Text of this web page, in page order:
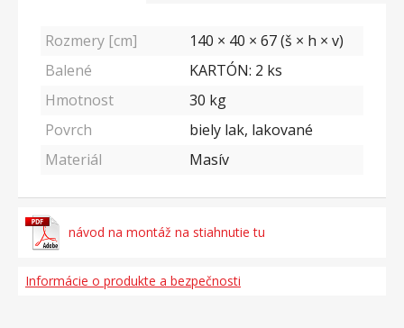
Rozmery [cm]
140 × 40 × 67 (š × h × v)
Balené
KARTÓN: 2 ks
Hmotnost
30 kg
Povrch
biely lak, lakované
Materiál
Masív
návod na montáž na stiahnutie tu
Informácie o produkte a bezpečnosti